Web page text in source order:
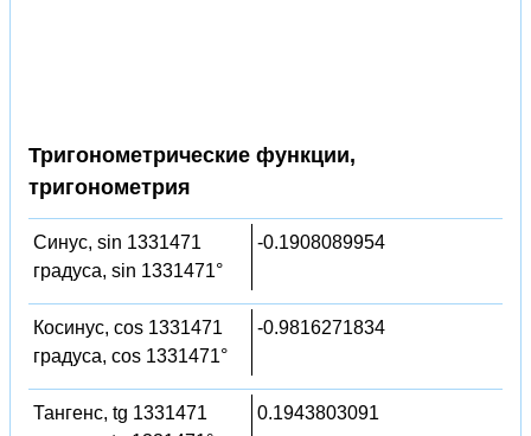
Тригонометрические функции,
тригонометрия
Синус, sin 1331471
градуса, sin 1331471°
-0.1908089954
Косинус, cos 1331471
градуса, cos 1331471°
-0.9816271834
Тангенс, tg 1331471
0.1943803091